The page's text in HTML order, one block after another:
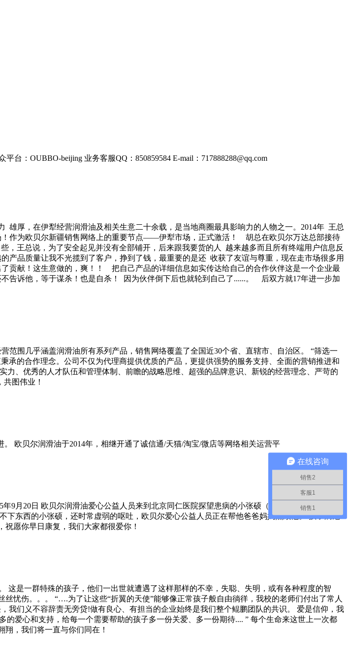
平台：OUBBO-beijing 业务客服QQ：850859584 E-mail： 717888288@qq.com
雄厚，在伊犁经营润滑油及相关生意二十余载，是当地商圈最具影响力的人物之一。2014年 王总
作为欧贝尔新疆销售网络上的重要节点——伊犁市场，正式激活！ 胡总在欧贝尔万达总部接待
，王总说，为了安全起见并没有全部铺开，后来跟我要货的人 越来越多而且所有终端用户信息反
品质量让我不光揽到了客户，挣到了钱，最重要的是还 收获了友谊与尊重，现在走市场很多用
贡献！这生意做的，爽！！ 把自己产品的详细信息如实传达给自己的合作伙伴这是一个企业最
告诉他，等于谋杀！也是自杀！ 因为伙伴倒下后也就轮到自己了......。 后双方就17年进一步加
范围几乎涵盖润滑油所有系列产品，销售网络覆盖了全国近30个省、直辖市、自治区。 “筛选一
的合作理念。公司不仅为代理商提供优质的产品，更提供强势的服务支持、全面的营销推进和
、优秀的人才队伍和管理体制、前瞻的战略思维、超强的品牌意识、新锐的经营理念、严苛的
图伟业！
欧贝尔润滑油于2014年，相继开通了诚信通/天猫/淘宝/微店等网络相关运营平
9月20日 欧贝尔润滑油爱心公益人员来到北京同仁医院探望患病的小张硕（化名）一家。 欧贝尔
东西的小张硕，还时常虚弱的呕吐，欧贝尔爱心公益人员正在帮他爸爸妈妈照顾他。 孩子病危
愿你早日康复，我们大家都很爱你！
这是一群特殊的孩子，他们一出世就遭遇了这样那样的不幸，失聪、失明，或有各种程度的智
伤。。。 “….为了让这些“折翼的天使”能够像正常孩子般自由徜徉，我校的老师们付出了常人
们义不容辞责无旁贷!做有良心、有担当的企业始终是我们整个鲲鹏团队的共识。 爱是信仰，我
爱心和支持，给每一个需要帮助的孩子多一份关爱、多一份期待.... ” 每个生命来这世上一次都
，我们将一直与你们同在！
在线咨询
销售2
客服1
销售1